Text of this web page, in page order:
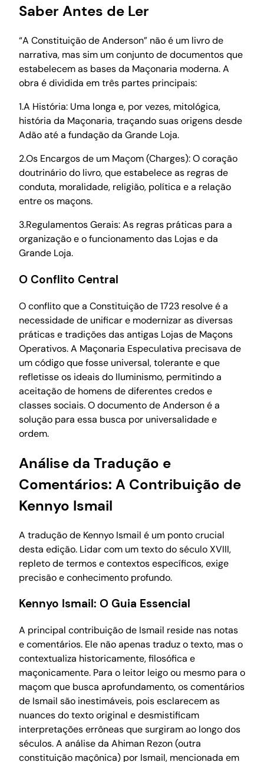
Saber Antes de Ler
“A Constituição de Anderson” não é um livro de
narrativa, mas sim um conjunto de documentos que
estabelecem as bases da Maçonaria moderna. A
obra é dividida em três partes principais:
1.A História: Uma longa e, por vezes, mitológica,
história da Maçonaria, traçando suas origens desde
Adão até a fundação da Grande Loja.
2.Os Encargos de um Maçom (Charges): O coração
doutrinário do livro, que estabelece as regras de
conduta, moralidade, religião, política e a relação
entre os maçons.
3.Regulamentos Gerais: As regras práticas para a
organização e o funcionamento das Lojas e da
Grande Loja.
O Conflito Central
O conflito que a Constituição de 1723 resolve é a
necessidade de unificar e modernizar as diversas
práticas e tradições das antigas Lojas de Maçons
Operativos. A Maçonaria Especulativa precisava de
um código que fosse universal, tolerante e que
refletisse os ideais do Iluminismo, permitindo a
aceitação de homens de diferentes credos e
classes sociais. O documento de Anderson é a
solução para essa busca por universalidade e
ordem.
Análise da Tradução e
Comentários: A Contribuição de
Kennyo Ismail
A tradução de Kennyo Ismail é um ponto crucial
desta edição. Lidar com um texto do século XVIII,
repleto de termos e contextos específicos, exige
precisão e conhecimento profundo.
Kennyo Ismail: O Guia Essencial
A principal contribuição de Ismail reside nas notas
e comentários. Ele não apenas traduz o texto, mas o
contextualiza historicamente, filosófica e
maçonicamente. Para o leitor leigo ou mesmo para o
maçom que busca aprofundamento, os comentários
de Ismail são inestimáveis, pois esclarecem as
nuances do texto original e desmistificam
interpretações errôneas que surgiram ao longo dos
séculos. A análise da Ahiman Rezon (outra
constituição maçônica) por Ismail, mencionada em